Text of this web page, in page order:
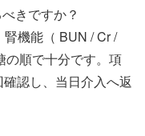
きですか？
機能（ BUN / Cr /
の順で十分です。項
認し、当日介入へ返